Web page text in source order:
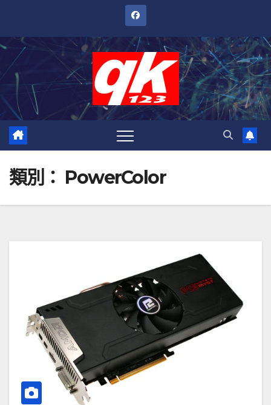
內
類別： PowerColor